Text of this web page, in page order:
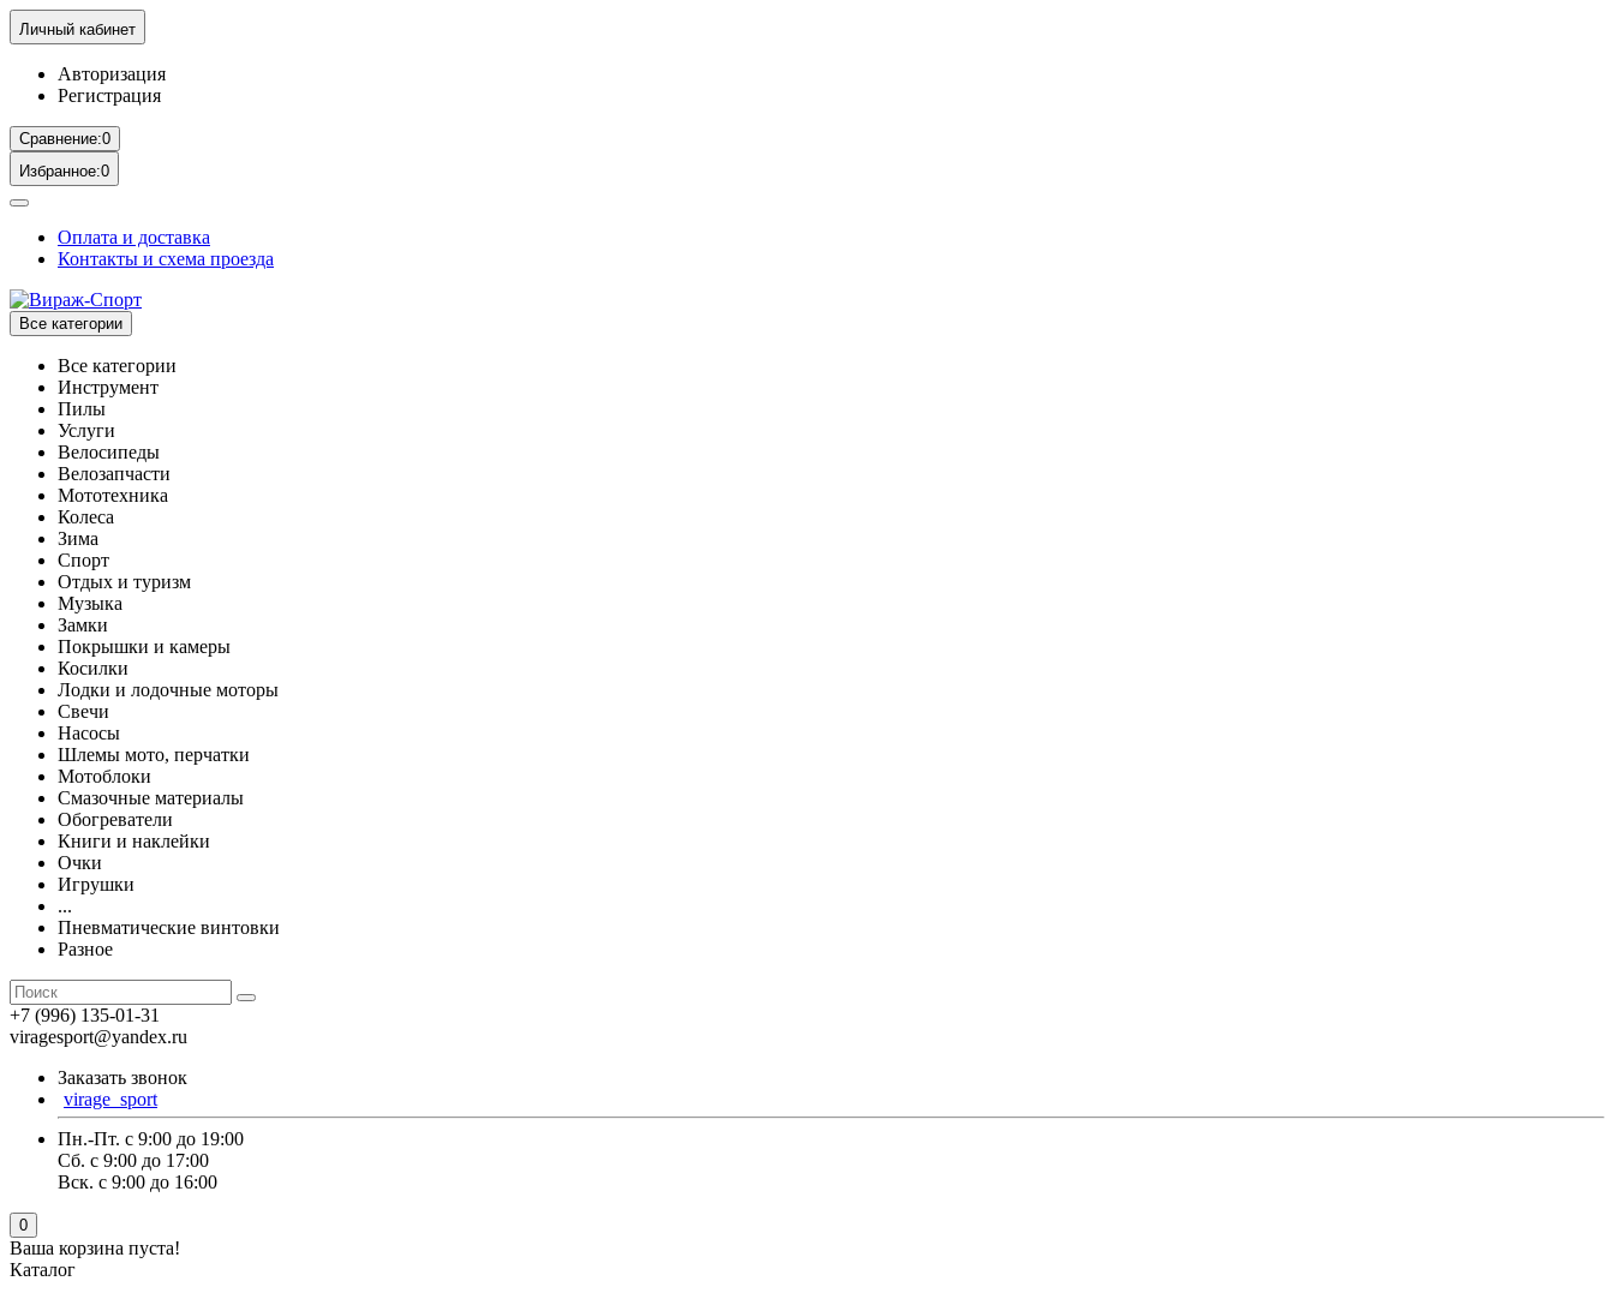
Личный кабинет
Авторизация
Регистрация
Сравнение:0
Избранное:0
Оплата и доставка
Контакты и схема проезда
Все категории
Все категории
Инструмент
Пилы
Услуги
Велосипеды
Велозапчасти
Мототехника
Колеса
Зима
Спорт
Отдых и туризм
Музыка
Замки
Покрышки и камеры
Косилки
Лодки и лодочные моторы
Свечи
Насосы
Шлемы мото, перчатки
Мотоблоки
Смазочные материалы
Обогреватели
Книги и наклейки
Очки
Игрушки
...
Пневматические винтовки
Разное
+7 (996) 135-01-31
viragesport@yandex.ru
Заказать звонок
virage_sport
Пн.-Пт. с 9:00 до 19:00
Сб. с 9:00 до 17:00
Вск. с 9:00 до 16:00
0
Ваша корзина пуста!
Каталог